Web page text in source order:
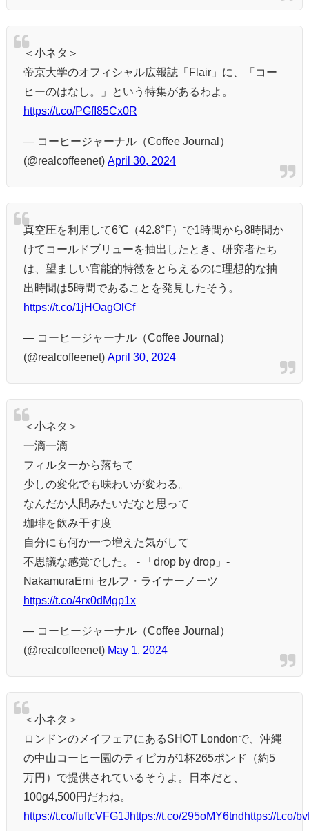
＜小ネタ＞
帝京大学のオフィシャル広報誌「Flair」に、「コー
ヒーのはなし。」という特集があるわよ。
https://t.co/PGfI85Cx0R
— コーヒージャーナル（Coffee Journal）
(@realcoffeenet) April 30, 2024
真空圧を利用して6℃（42.8°F）で1時間から8時間か
けてコールドブリューを抽出したとき、研究者たち
は、望ましい官能的特徴をとらえるのに理想的な抽
出時間は5時間であることを発見したそう。
https://t.co/1jHOagOlCf
— コーヒージャーナル（Coffee Journal）
(@realcoffeenet) April 30, 2024
＜小ネタ＞
一滴一滴
フィルターから落ちて
少しの変化でも味わいが変わる。
なんだか人間みたいだなと思って
珈琲を飲み干す度
自分にも何か一つ増えた気がして
不思議な感覚でした。 - 「drop by drop」-
NakamuraEmi セルフ・ライナーノーツ
https://t.co/4rx0dMgp1x
— コーヒージャーナル（Coffee Journal）
(@realcoffeenet) May 1, 2024
＜小ネタ＞
ロンドンのメイフェアにあるSHOT Londonで、沖縄
の中山コーヒー園のティピカが1杯265ポンド（約5
万円）で提供されているそうよ。日本だと、
100g4,500円だわね。
https://t.co/fuftcVFG1Jhttps://t.co/295oMY6tnd https://t.co/